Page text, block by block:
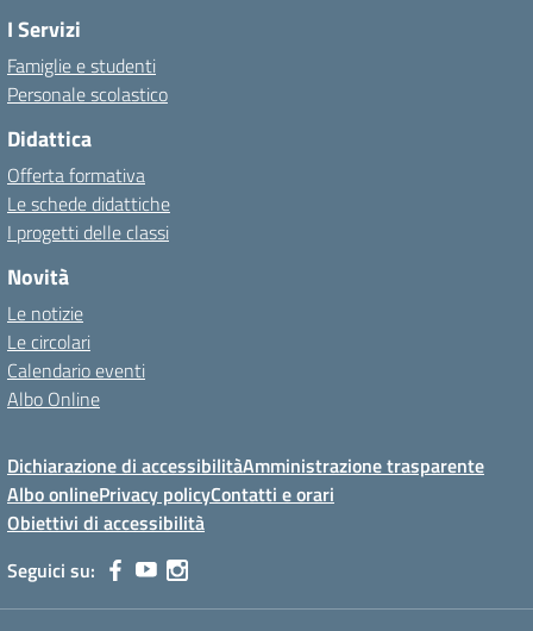
I Servizi
Famiglie e studenti
Personale scolastico
Didattica
Offerta formativa
Le schede didattiche
I progetti delle classi
Novità
Le notizie
Le circolari
Calendario eventi
Albo Online
Dichiarazione di accessibilitàAmministrazione trasparente
Albo onlinePrivacy policyContatti e orari
Obiettivi di accessibilità
Seguici su: